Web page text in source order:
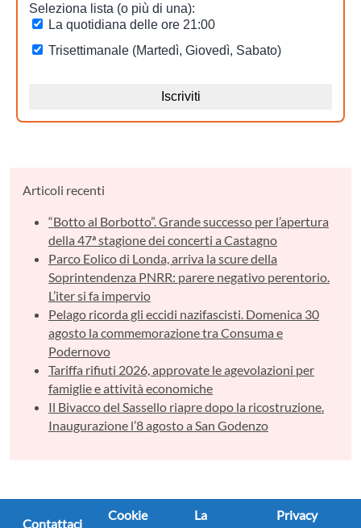
Articoli recenti
“Botto al Borbotto”. Grande successo per l’apertura
della 47ª stagione dei concerti a Castagno
Parco Eolico di Londa, arriva la scure della
Soprintendenza PNRR: parere negativo perentorio.
L’iter si fa impervio
Pelago ricorda gli eccidi nazifascisti. Domenica 30
agosto la commemorazione tra Consuma e
Podernovo
Tariffa rifiuti 2026, approvate le agevolazioni per
famiglie e attività economiche
Il Bivacco del Sassello riapre dopo la ricostruzione.
Inaugurazione l’8 agosto a San Godenzo
Contattaci
Cookie
La
Privacy